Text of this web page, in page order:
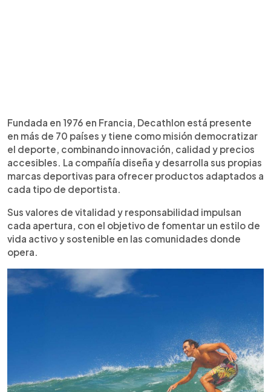
Fundada en 1976 en Francia, Decathlon está presente
en más de 70 países y tiene como misión democratizar
el deporte, combinando innovación, calidad y precios
accesibles. La compañía diseña y desarrolla sus propias
marcas deportivas para ofrecer productos adaptados a
cada tipo de deportista.
Sus valores de vitalidad y responsabilidad impulsan
cada apertura, con el objetivo de fomentar un estilo de
vida activo y sostenible en las comunidades donde
opera.